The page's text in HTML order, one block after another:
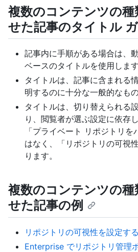
複数のコンテンツの
せた記事のタイトル
記事内に手順がある場合は、
ベースのタイトルを使用します
タイトルは、記事に含まれる
明するのに十分な一般的なもの
タイトルは、切り替えられる
り、閲覧者が選ぶ設定に依存
「プライベート リポジトリ
はなく、「リポジトリの可視
ります。
複数のコンテンツの
せた記事の例
リポジトリの可視性を設定する
Enterprise でリポジトリ管理